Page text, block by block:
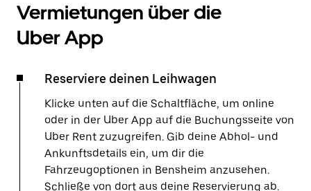
Vermietungen über die
Uber App
Reserviere deinen Leihwagen
Klicke unten auf die Schaltfläche, um online
oder in der Uber App auf die Buchungsseite von
Uber Rent zuzugreifen. Gib deine Abhol- und
Ankunftsdetails ein, um dir die
Fahrzeugoptionen in Bensheim anzusehen.
Schließe von dort aus deine Reservierung ab.